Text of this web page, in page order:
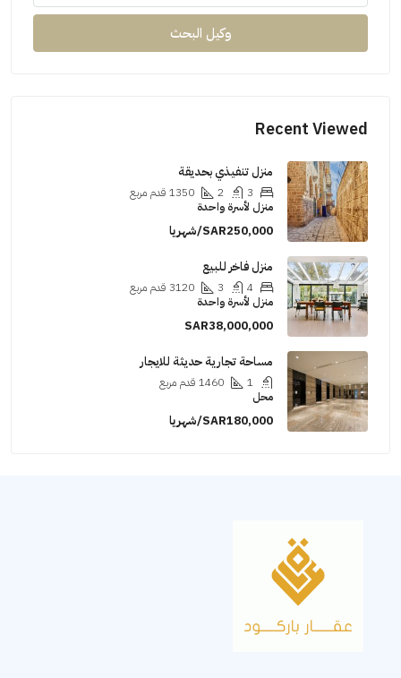
وكيل البحث
Recent Viewed
منزل تنفيذي بحديقة
1350 قدم مربع
منزل لأسرة واحدة
SAR250,000/شهريا
منزل فاخر للبيع
3120 قدم مربع
منزل لأسرة واحدة
SAR38,000,000
مساحة تجارية حديثة للايجار
1460 قدم مربع
محل
SAR180,000/شهريا